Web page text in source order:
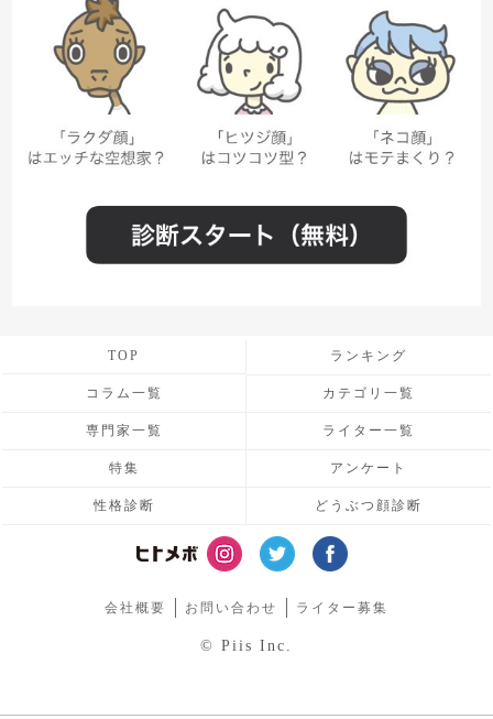
TOP ランキング
コラム一覧 カテゴリ一覧
専門家一覧 ライター一覧
特集 アンケート
性格診断 どうぶつ顔診断
会社概要 お問い合わせ ライター募集
© Piis Inc.